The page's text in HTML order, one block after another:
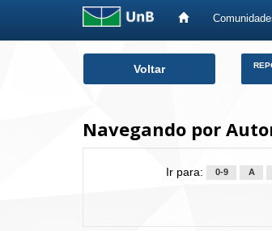
Voltar
Navegando por
Ir para: 0-9 A